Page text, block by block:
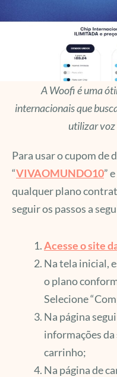
A Woofi é uma
internacionais que
utilizar voz
Para usar o cupom de
“VIVAOMUNDO10”
qualquer plano
seguir os passos a
Acesse o site
Na tela inicial,
o plano
Selecione
Na página
informações da
carrinho;
Na página de